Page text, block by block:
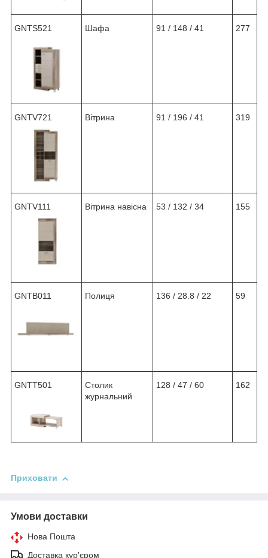
GNTS521 Шафа 91 / 148 / 41 277
GNTV721 Вітрина 91 / 196 / 41 319
GNTV111 Вітрина навісна 53 / 132 / 34 155
GNTB011 Полиця 136 / 28.8 / 22 59
GNTT501
Столик
журнальний
128 / 47 / 60 162
Приховати
Умови доставки
Нова Пошта
Доставка кур'єром